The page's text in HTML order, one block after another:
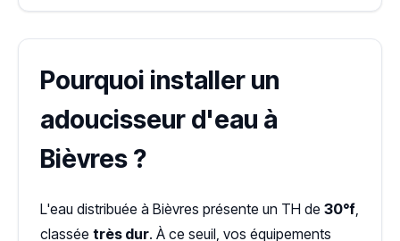
Pourquoi installer un
adoucisseur d'eau à
Bièvres ?
L'eau distribuée à Bièvres présente un TH de 30°f
classée très dur. À ce seuil, vos équipements